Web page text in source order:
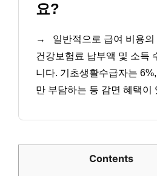
요?
→
일반적으로 급여 비용
건강보험료 납부액 및 소득
니다. 기초생활수급자는
만 부담하는 등 감면 혜택이
Contents